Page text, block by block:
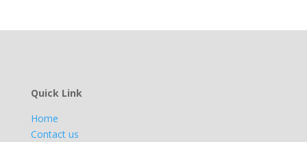
Quick Link
Home
Contact us